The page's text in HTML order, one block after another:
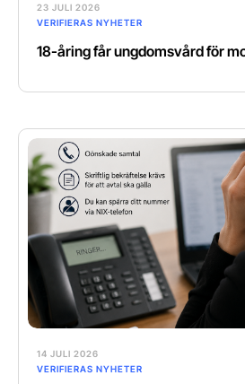
23 JULI 2026
VERIFIERAS NYHETER
18-åring får ungdomsvård för
14 JULI 2026
VERIFIERAS NYHETER